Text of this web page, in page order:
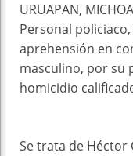
URUAPAN,
Personal
aprehensión en
masculino, por su
homicidio
Se trata de Héctor